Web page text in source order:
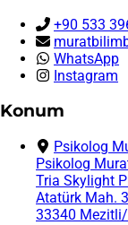
+90 533
WhatsApp
Instagram
Konum
Psikolog
Psikolog
Tria Skylight
Atatürk Mah.
33340